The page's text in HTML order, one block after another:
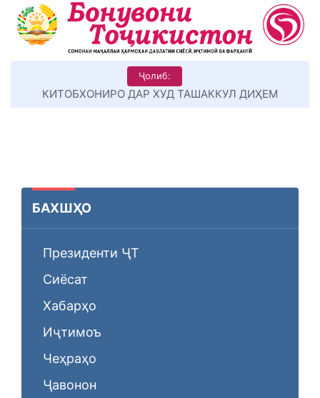
Ҷолиб:
КИТОБХОНИРО ДАР ХУД ТАШАККУЛ ДИҲЕМ
БАХШҲО
Президенти ҶТ
Сиёсат
Хабарҳо
Иҷтимоъ
Чеҳраҳо
Ҷавонон